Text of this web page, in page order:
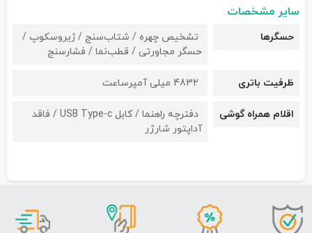
سایر مشخصات
حسگرها
تشخیص چهره / شتاب‌سنج / ژیروسکوپ /
حسگر مجاورتی / قطب‌نما / فشارسنج
ظرفیت باتری 4832 میلی آمپرساعت
اقلام همراه گوشی
دفترچه راهنما / کابل USB Type-c / فاقد
آداپتور شارژر